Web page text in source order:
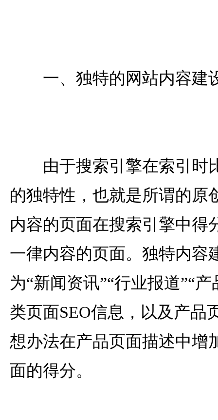
一、独特的网站内容建
由于搜索引擎在索引时
的独特性，也就是所谓的原
内容的页面在搜索引擎中得
一律内容的页面。独特内容
为“新闻资讯”“行业报道”“
类页面SEO信息，以及产品
想办法在产品页面描述中增
面的得分。